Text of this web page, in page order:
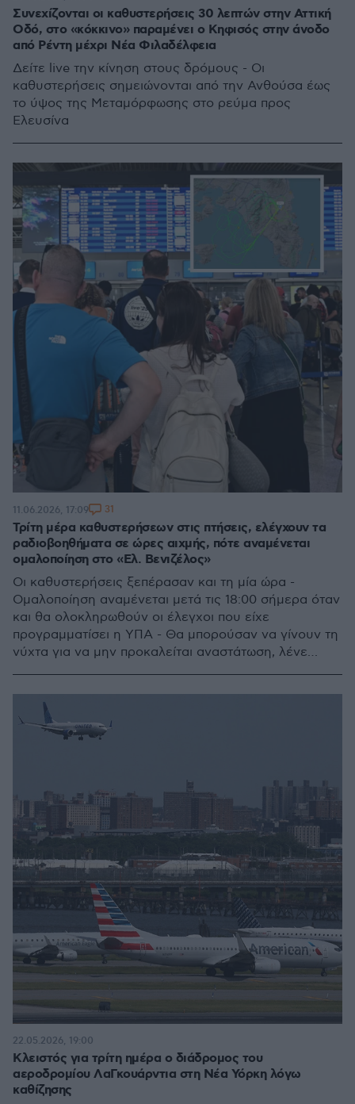
Συνεχίζονται οι καθυστερήσεις 30 λεπτών στην Αττική
Οδό, στο «κόκκινο» παραμένει ο Κηφισός στην άνοδο
από Ρέντη μέχρι Νέα Φιλαδέλφεια
Δείτε live την κίνηση στους δρόμους - Οι
καθυστερήσεις σημειώνονται από την Ανθούσα έως
το ύψος της Μεταμόρφωσης στο ρεύμα προς
Ελευσίνα
Τρίτη μέρα καθυστερήσεων στις πτήσεις, ελέγχουν τα
ραδιοβοηθήματα σε ώρες αιχμής, πότε αναμένεται
ομαλοποίηση στο «Ελ. Βενιζέλος»
Οι καθυστερήσεις ξεπέρασαν και τη μία ώρα -
Ομαλοποίηση αναμένεται μετά τις 18:00 σήμερα όταν
και θα ολοκληρωθούν οι έλεγχοι που είχε
προγραμματίσει η ΥΠΑ - Θα μπορούσαν να γίνουν τη
νύχτα για να μην προκαλείται αναστάτωση, λένε
11.06.2026, 17:09 31
Κλειστός για τρίτη ημέρα ο διάδρομος του
αεροδρομίου ΛαΓκουάρντια στη Νέα Υόρκη λόγω
καθίζησης
22.05.2026, 19:00